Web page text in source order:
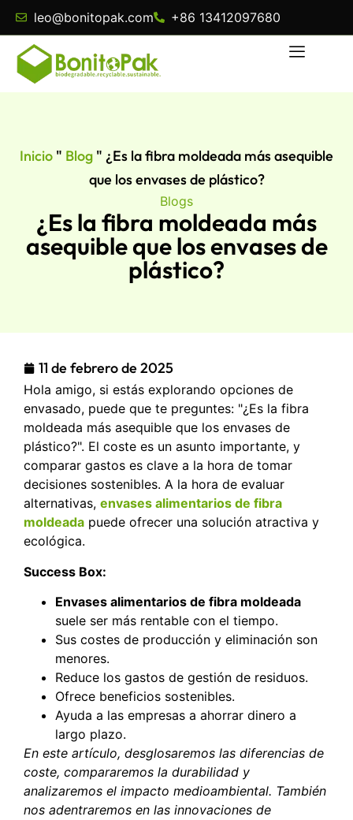
leo@bonitopak.com +86 13412097680
Inicio " Blog " ¿Es la fibra moldeada más asequible
que los envases de plástico?
Blogs
¿Es la fibra moldeada más
asequible que los envases de
plástico?
11 de febrero de 2025
Hola amigo, si estás explorando opciones de
envasado, puede que te preguntes: "¿Es la fibra
moldeada más asequible que los envases de
plástico?". El coste es un asunto importante, y
comparar gastos es clave a la hora de tomar
decisiones sostenibles. A la hora de evaluar
alternativas, envases alimentarios de fibra
moldeada puede ofrecer una solución atractiva y
ecológica.
Success Box:
Envases alimentarios de fibra moldeada
suele ser más rentable con el tiempo.
Sus costes de producción y eliminación son
menores.
Reduce los gastos de gestión de residuos.
Ofrece beneficios sostenibles.
Ayuda a las empresas a ahorrar dinero a
largo plazo.
En este artículo, desglosaremos las diferencias de
coste, compararemos la durabilidad y
analizaremos el impacto medioambiental. También
nos adentraremos en las innovaciones de